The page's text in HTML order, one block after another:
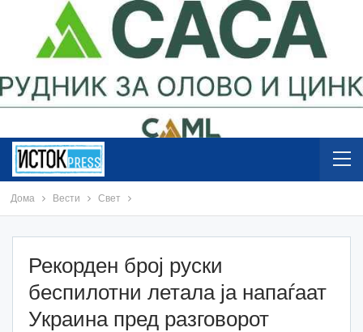
Дома Вести Свет
Рекорден број руски
беспилотни летала ја напаѓаат
Украина пред разговорот